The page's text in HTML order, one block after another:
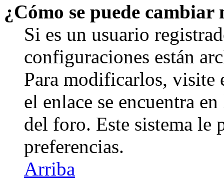
¿Cómo se puede
Si es un usuario
configuraciones están
Para modificarlos, visite
el enlace se encuentra
del foro. Este sistema le
preferencias.
Arriba